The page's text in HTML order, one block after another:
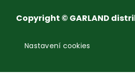
Copyright © GARLAND
Nastavení cookies